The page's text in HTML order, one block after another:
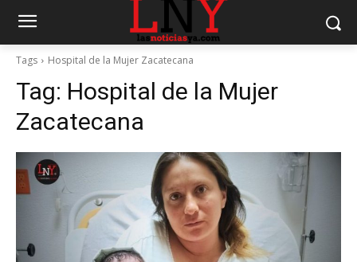
Tags Hospital de la Mujer Zacatecana
Tag: Hospital de la Mujer
Zacatecana